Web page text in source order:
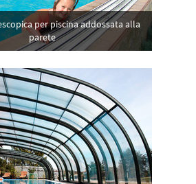
per piscina addossata alla
parete